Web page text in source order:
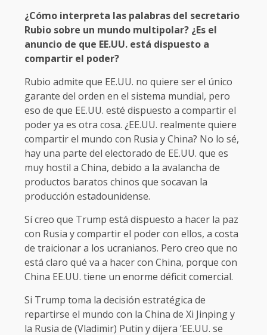
¿Cómo interpreta las palabras del secretario
Rubio sobre un mundo multipolar? ¿Es el
anuncio de que EE.UU. está dispuesto a
compartir el poder?
Rubio admite que EE.UU. no quiere ser el único
garante del orden en el sistema mundial, pero
eso de que EE.UU. esté dispuesto a compartir el
poder ya es otra cosa. ¿EE.UU. realmente quiere
compartir el mundo con Rusia y China? No lo sé,
hay una parte del electorado de EE.UU. que es
muy hostil a China, debido a la avalancha de
productos baratos chinos que socavan la
producción estadounidense.
Sí creo que Trump está dispuesto a hacer la paz
con Rusia y compartir el poder con ellos, a costa
de traicionar a los ucranianos. Pero creo que no
está claro qué va a hacer con China, porque con
China EE.UU. tiene un enorme déficit comercial.
Si Trump toma la decisión estratégica de
repartirse el mundo con la China de Xi Jinping y
la Rusia de (Vladimir) Putin y dijera ‘EE.UU. se